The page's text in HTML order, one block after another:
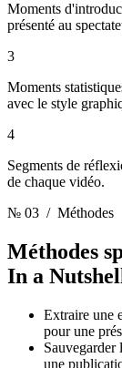
Moments
présenté au
3
Moments
avec le style
4
Segments de
de chaque vidéo.
№ 03 / Méthodes
Méthodes
In a
Extraire une
pour une
Sauvegarder
une